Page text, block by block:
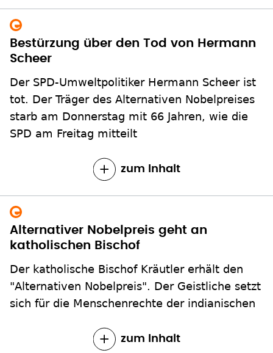
Bestürzung über den Tod von Hermann
Scheer
Der SPD-Umweltpolitiker Hermann Scheer ist
tot. Der Träger des Alternativen Nobelpreises
starb am Donnerstag mit 66 Jahren, wie die
SPD am Freitag mitteilt
zum Inhalt
Alternativer Nobelpreis geht an
katholischen Bischof
Der katholische Bischof Kräutler erhält den
"Alternativen Nobelpreis". Der Geistliche setzt
sich für die Menschenrechte der indianischen
zum Inhalt